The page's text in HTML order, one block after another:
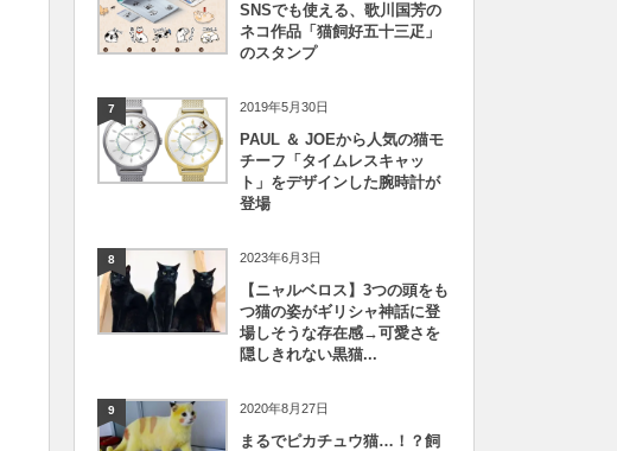
SNSでも使える、歌川国芳の
ネコ作品「猫飼好五十三疋」
のスタンプ
7 2019年5月30日
PAUL ＆ JOEから人気の猫モ
チーフ「タイムレスキャッ
ト」をデザインした腕時計が
登場
8 2023年6月3日
【ニャルベロス】3つの頭をも
つ猫の姿がギリシャ神話に登
場しそうな存在感→可愛さを
隠しきれない黒猫...
9 2020年8月27日
まるでピカチュウ猫…！？飼